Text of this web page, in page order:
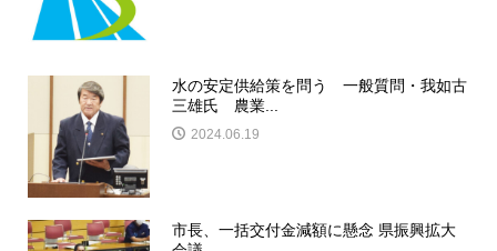
水の安定供給策を問う 一般質問・我如古
三雄氏 農業...
2024.06.19
市長、一括交付金減額に懸念 県振興拡大